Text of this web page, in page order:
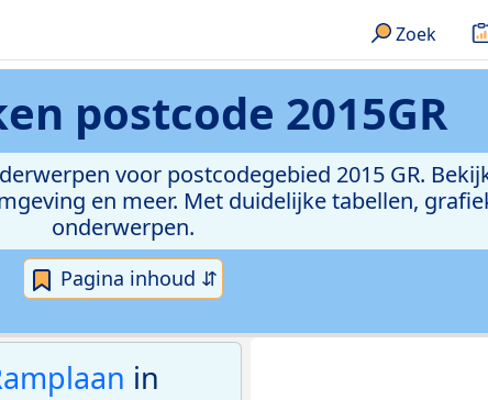
Zoek
postcode 2015GR
voor postcodegebied 2015 GR.
en meer. Met duidelijke tabellen,
onderwerpen.
Pagina inhoud ⇵
in